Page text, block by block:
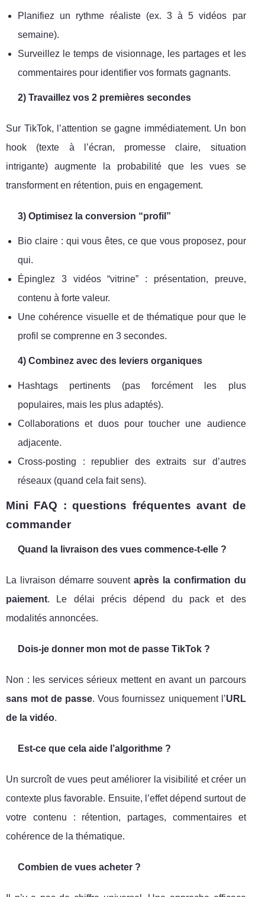
Planifiez un rythme réaliste (ex. 3 à 5 vidéos par
semaine).
Surveillez le temps de visionnage, les partages et les
commentaires pour identifier vos formats gagnants.
2) Travaillez vos 2 premières secondes
Sur TikTok, l’attention se gagne immédiatement. Un bon
hook (texte à l’écran, promesse claire, situation
intrigante) augmente la probabilité que les vues se
transforment en rétention, puis en engagement.
3) Optimisez la conversion “profil”
Bio claire : qui vous êtes, ce que vous proposez, pour
qui.
Épinglez 3 vidéos “vitrine” : présentation, preuve,
contenu à forte valeur.
Une cohérence visuelle et de thématique pour que le
profil se comprenne en 3 secondes.
4) Combinez avec des leviers organiques
Hashtags pertinents (pas forcément les plus
populaires, mais les plus adaptés).
Collaborations et duos pour toucher une audience
adjacente.
Cross-posting : republier des extraits sur d’autres
réseaux (quand cela fait sens).
Mini FAQ : questions fréquentes avant de
commander
Quand la livraison des vues commence-t-elle ?
La livraison démarre souventaprès la confirmation du
paiement. Le délai précis dépend du pack et des
modalités annoncées.
Dois-je donner mon mot de passe TikTok ?
Non : les services sérieux mettent en avant un parcours
sans mot de passe. Vous fournissez uniquement l’URL
de la vidéo.
Est-ce que cela aide l’algorithme ?
Un surcroît de vues peut améliorer la visibilité et créer un
contexte plus favorable. Ensuite, l’effet dépend surtout de
votre contenu : rétention, partages, commentaires et
cohérence de la thématique.
Combien de vues acheter ?